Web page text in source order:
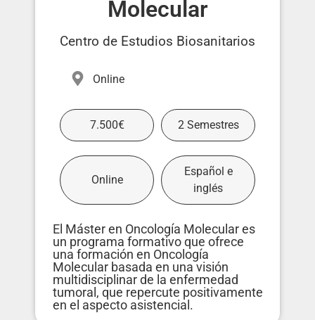
Molecular
Centro de Estudios Biosanitarios
Online
7.500€ 2 Semestres
Online
Español e
inglés
El Máster en Oncología Molecular es
un programa formativo que ofrece
una formación en Oncología
Molecular basada en una visión
multidisciplinar de la enfermedad
tumoral, que repercute positivamente
en el aspecto asistencial.